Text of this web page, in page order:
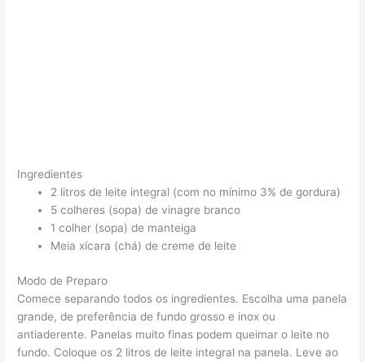
Ingredientes
2 litros de leite integral (com no mínimo 3% de gordura)
5 colheres (sopa) de vinagre branco
1 colher (sopa) de manteiga
Meia xícara (chá) de creme de leite
Modo de Preparo
Comece separando todos os ingredientes. Escolha uma panela
grande, de preferência de fundo grosso e inox ou
antiaderente. Panelas muito finas podem queimar o leite no
fundo. Coloque os 2 litros de leite integral na panela. Leve ao